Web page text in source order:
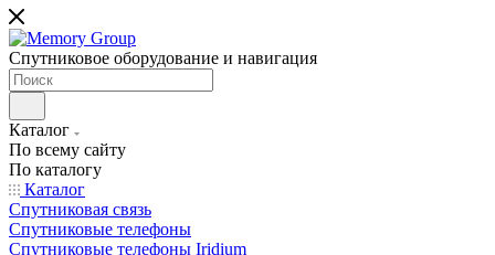
Спутниковое оборудование и навигация
Каталог
По всему сайту
По каталогу
Каталог
Спутниковая связь
Спутниковые телефоны
Спутниковые телефоны Iridium